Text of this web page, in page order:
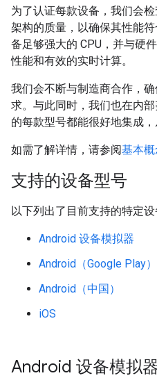
为了认证每款设备，我们会
架构的质量，以确保其性能
备足够强大的 CPU，并与硬
性能和有效的实时计算。
我们会不断与制造商合作，
求。与此同时，我们也在内
的每款型号都能很好地集成
如需了解详情，请参阅基本概
支持的设备型号
以下列出了目前支持的特定设
Android 设备模拟器
Android（Google Play）
Android（中国）
iOS
Android 设备模拟